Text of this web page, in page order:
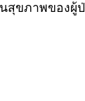
สุขภาพของผู้